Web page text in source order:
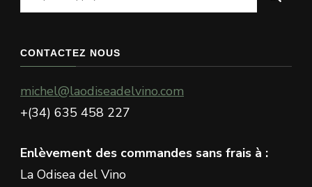
recherchiez
chose
CONTACTEZ NOUS
michel@laodiseadelvino.com
+(34) 635 458 227
Enlèvement des commandes sans frais à :
La Odisea del Vino